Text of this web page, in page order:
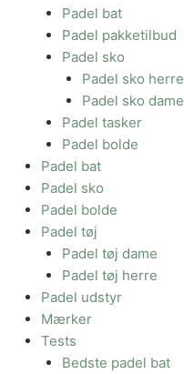
Padel bat
Padel pakketilbud
Padel sko
Padel sko herre
Padel sko dame
Padel tasker
Padel bolde
Padel bat
Padel sko
Padel bolde
Padel tøj
Padel tøj dame
Padel tøj herre
Padel udstyr
Mærker
Tests
Bedste padel bat